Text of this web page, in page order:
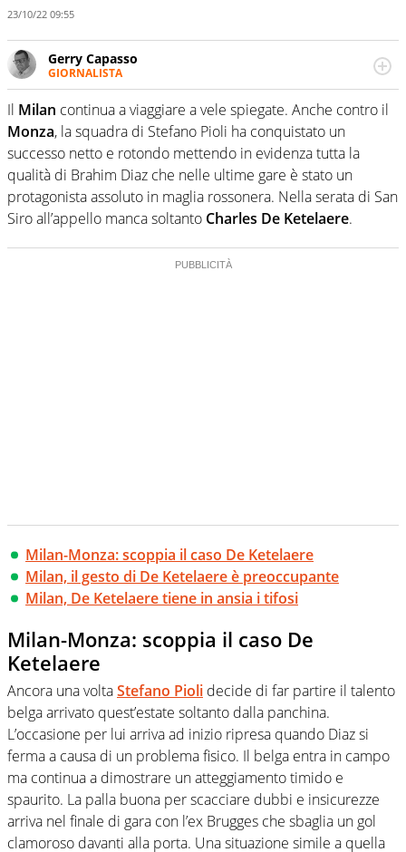
23/10/22 09:55
Gerry Capasso
GIORNALISTA
Per lui gli sport americani non hanno segreti: basket,
football, baseball e la capacità innata di trovare la notizia
dove altri non vedono granché
Il Milan continua a viaggiare a vele spiegate. Anche contro il
Monza, la squadra di Stefano Pioli ha conquistato un
successo netto e rotondo mettendo in evidenza tutta la
qualità di Brahim Diaz che nelle ultime gare è stato un
protagonista assoluto in maglia rossonera. Nella serata di San
Siro all’appello manca soltanto Charles De Ketelaere.
Milan-Monza: scoppia il caso De Ketelaere
Milan, il gesto di De Ketelaere è preoccupante
Milan, De Ketelaere tiene in ansia i tifosi
Milan-Monza: scoppia il caso De
Ketelaere
Ancora una voltaStefano Pioli decide di far partire il talento
belga arrivato quest’estate soltanto dalla panchina.
L’occasione per lui arriva ad inizio ripresa quando Diaz si
ferma a causa di un problema fisico. Il belga entra in campo
ma continua a dimostrare un atteggiamento timido e
spaurito. La palla buona per scacciare dubbi e insicurezze
arriva nel finale di gara con l’ex Brugges che sbaglia un gol
clamoroso davanti alla porta. Una situazione simile a quella